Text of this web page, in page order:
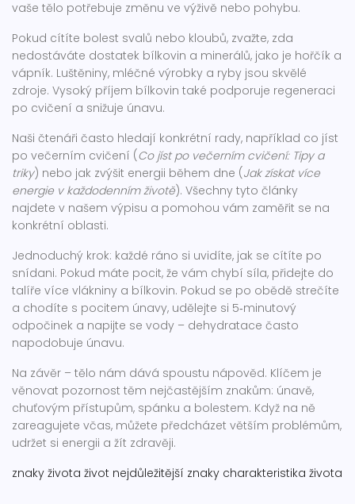
vaše tělo potřebuje změnu ve výživě nebo pohybu.
Pokud cítíte bolest svalů nebo kloubů, zvažte, zda
nedostáváte dostatek bílkovin a minerálů, jako je hořčík a
vápník. Luštěniny, mléčné výrobky a ryby jsou skvělé
zdroje. Vysoký příjem bílkovin také podporuje regeneraci
po cvičení a snižuje únavu.
Naši čtenáři často hledají konkrétní rady, například co jíst
po večerním cvičení (Co jíst po večerním cvičení: Tipy a
triky) nebo jak zvýšit energii během dne (Jak získat více
energie v každodenním životě). Všechny tyto články
najdete v našem výpisu a pomohou vám zaměřit se na
konkrétní oblasti.
Jednoduchý krok: každé ráno si uvidíte, jak se cítíte po
snídani. Pokud máte pocit, že vám chybí síla, přidejte do
talíře více vlákniny a bílkovin. Pokud se po obědě strečíte
a chodíte s pocitem únavy, udělejte si 5‑minutový
odpočinek a napijte se vody – dehydratace často
napodobuje únavu.
Na závěr – tělo nám dává spoustu nápověd. Klíčem je
věnovat pozornost těm nejčastějším znakům: únavě,
chuťovým přístupům, spánku a bolestem. Když na ně
zareagujete včas, můžete předcházet větším problémům,
udržet si energii a žít zdravěji.
znaky života život nejdůležitější znaky charakteristika života